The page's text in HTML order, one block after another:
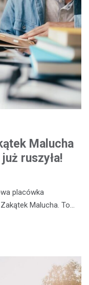
Malucha
ruszyła!
placówka
Malucha. To…